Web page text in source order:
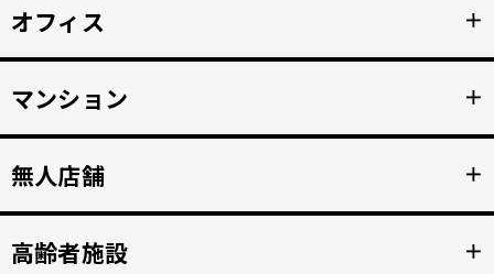
くし、紛失のリスクと再発行コストの削減。
詳細を見る >>
オフィス ＋
動勤怠管理。
詳細を見る >>
マンション ＋
スマホへ接続。 入居者の顔を認証して、手ぶらでドア解
錠。
詳細を見る >>
無人店舗 ＋
時間無人営業を実現。
詳細を見る >>
高齢者施設 ＋